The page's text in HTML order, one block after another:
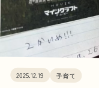
2025.12.19 子育て